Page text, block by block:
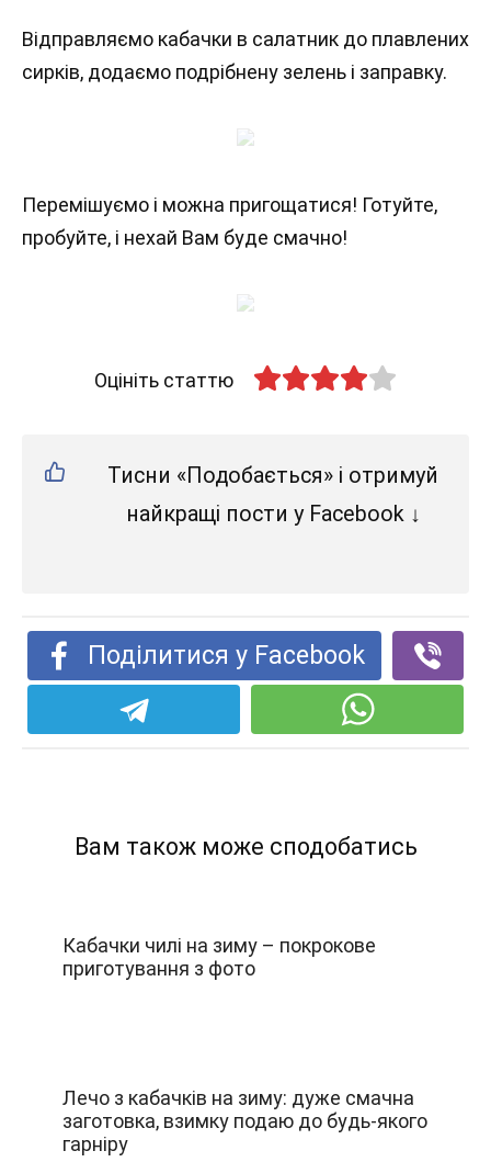
Відправляємо кабачки в салатник до плавлених
сирків, додаємо подрібнену зелень і заправку.
Перемішуємо і можна пригощатися! Готуйте,
пробуйте, і нехай Вам буде смачно!
Оцініть статтю
Тисни «Подобається» і отримуй
найкращі пости у Facebook ↓
Поділитися у Facebook
Вам також може сподобатись
Кабачки чилі на зиму – покрокове
приготування з фото
Лечо з кабачків на зиму: дуже смачна
заготовка, взимку подаю до будь-якого
гарніру